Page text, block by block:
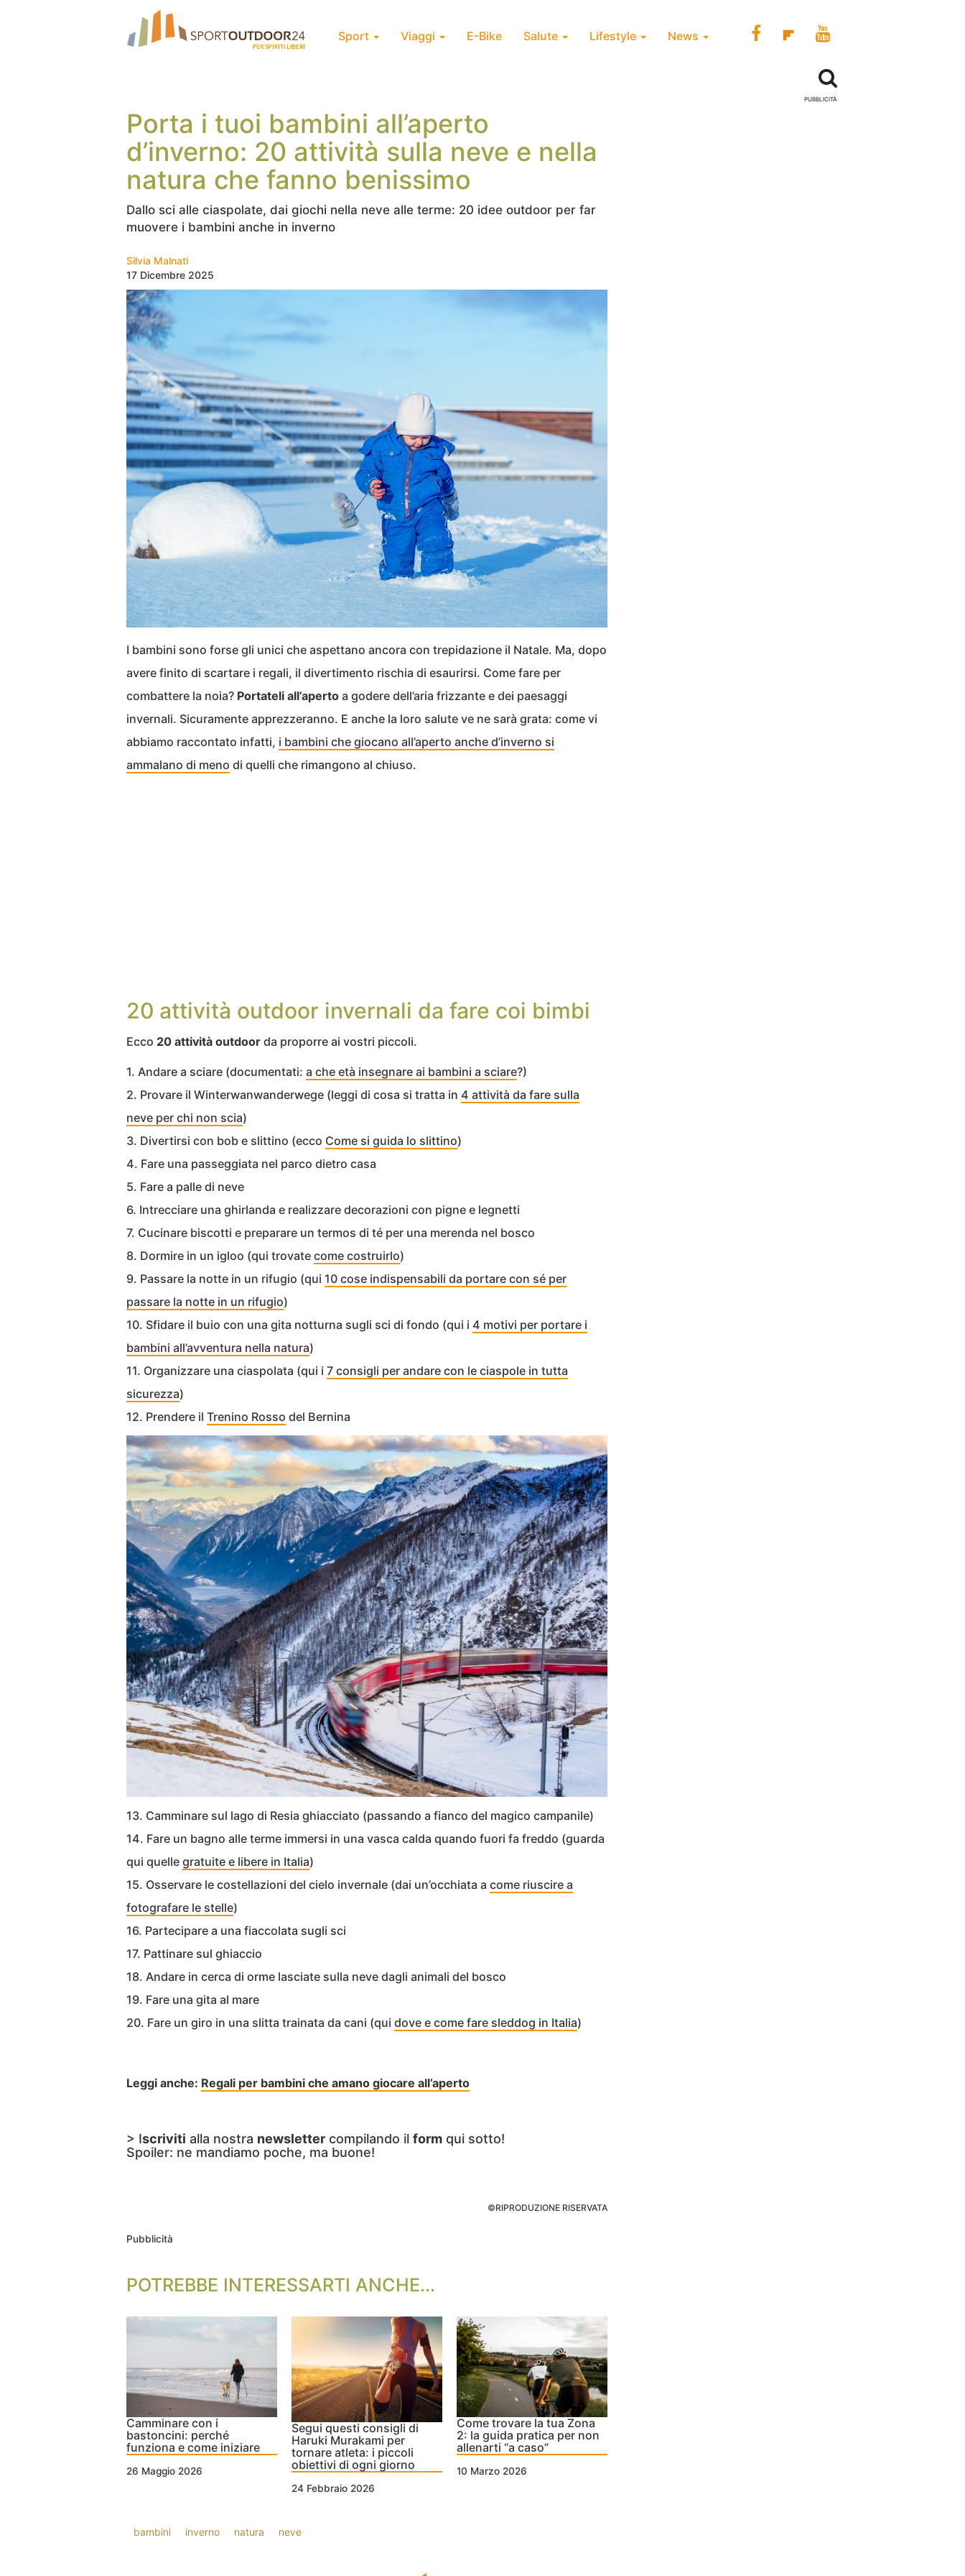
Sport Viaggi E-Bike Salute Lifestyle News
Porta i tuoi bambini all’aperto
d’inverno: 20 attività sulla neve e nella
natura che fanno benissimo
Dallo sci alle ciaspolate, dai giochi nella neve alle terme: 20 idee outdoor per far
muovere i bambini anche in inverno
Silvia Malnati
17 Dicembre 2025
I bambini sono forse gli unici che aspettano ancora con trepidazione il Natale. Ma, dopo
avere finito di scartare i regali, il divertimento rischia di esaurirsi. Come fare per
combattere la noia? Portateli all’aperto a godere dell’aria frizzante e dei paesaggi
invernali. Sicuramente apprezzeranno. E anche la loro salute ve ne sarà grata: come vi
abbiamo raccontato infatti, i bambini che giocano all’aperto anche d’inverno si
ammalano di meno di quelli che rimangono al chiuso.
20 attività outdoor invernali da fare coi bimbi
Ecco 20 attività outdoor da proporre ai vostri piccoli.
1. Andare a sciare (documentati: a che età insegnare ai bambini a sciare?)
2. Provare il Winterwanwanderwege (leggi di cosa si tratta in 4 attività da fare sulla
neve per chi non scia)
3. Divertirsi con bob e slittino (ecco Come si guida lo slittino)
4. Fare una passeggiata nel parco dietro casa
5. Fare a palle di neve
6. Intrecciare una ghirlanda e realizzare decorazioni con pigne e legnetti
7. Cucinare biscotti e preparare un termos di té per una merenda nel bosco
8. Dormire in un igloo (qui trovate come costruirlo)
9. Passare la notte in un rifugio (qui 10 cose indispensabili da portare con sé per
passare la notte in un rifugio)
10. Sfidare il buio con una gita notturna sugli sci di fondo (qui i 4 motivi per portare i
bambini all’avventura nella natura)
11. Organizzare una ciaspolata (qui i 7 consigli per andare con le ciaspole in tutta
sicurezza)
12. Prendere il Trenino Rosso del Bernina
13. Camminare sul lago di Resia ghiacciato (passando a fianco del magico campanile)
14. Fare un bagno alle terme immersi in una vasca calda quando fuori fa freddo (guarda
qui quelle gratuite e libere in Italia)
15. Osservare le costellazioni del cielo invernale (dai un’occhiata a come riuscire a
fotografare le stelle)
16. Partecipare a una fiaccolata sugli sci
17. Pattinare sul ghiaccio
18. Andare in cerca di orme lasciate sulla neve dagli animali del bosco
19. Fare una gita al mare
20. Fare un giro in una slitta trainata da cani (qui dove e come fare sleddog in Italia)
Leggi anche: Regali per bambini che amano giocare all’aperto
> Iscriviti alla nostra newsletter compilando il form qui sotto!
Spoiler: ne mandiamo poche, ma buone!
©RIPRODUZIONE RISERVATA
Pubblicità
POTREBBE INTERESSARTI ANCHE...
Camminare con i
bastoncini: perché
funziona e come iniziare
26 Maggio 2026
Segui questi consigli di
Haruki Murakami per
tornare atleta: i piccoli
obiettivi di ogni giorno
24 Febbraio 2026
Come trovare la tua Zona
2: la guida pratica per non
allenarti “a caso”
10 Marzo 2026
bambini inverno natura neve
PUBBLICITÀ